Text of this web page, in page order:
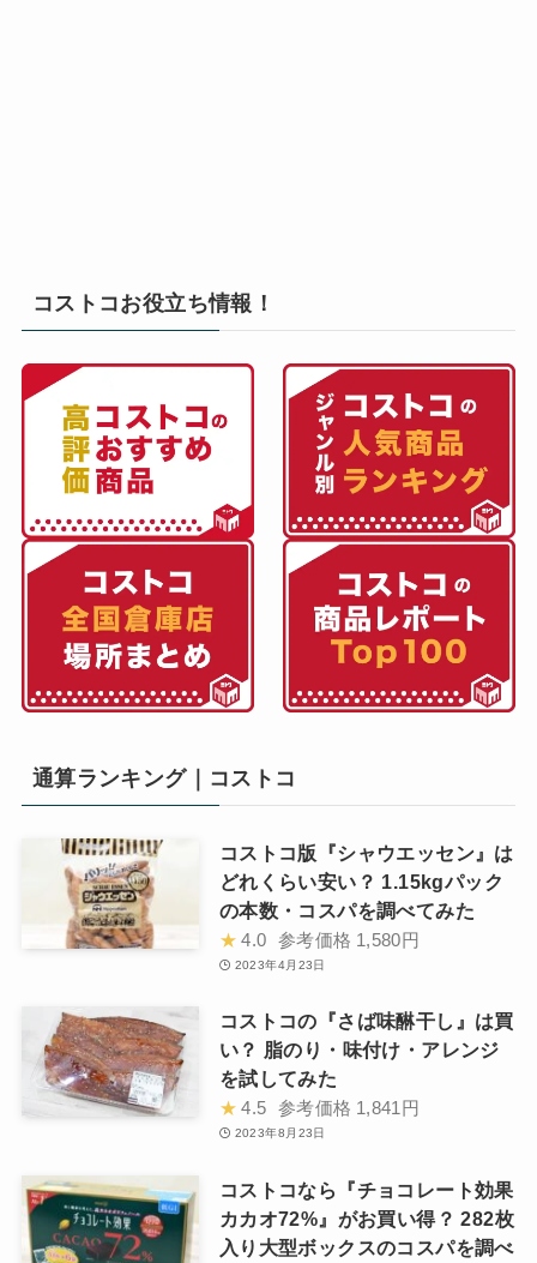
コストコお役立ち情報！
通算ランキング｜コストコ
コストコ版『シャウエッセン』は
どれくらい安い？ 1.15kgパック
の本数・コスパを調べてみた
★ 4.0 参考価格 1,580円
2023年4月23日
コストコの『さば味醂干し』は買
い？ 脂のり・味付け・アレンジ
を試してみた
★ 4.5 参考価格 1,841円
2023年8月23日
コストコなら『チョコレート効果
カカオ72%』がお買い得？ 282枚
入り大型ボックスのコスパを調べ